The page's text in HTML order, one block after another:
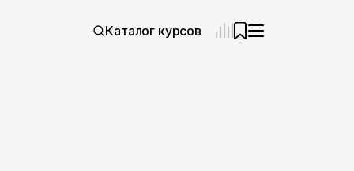
Каталог курсов